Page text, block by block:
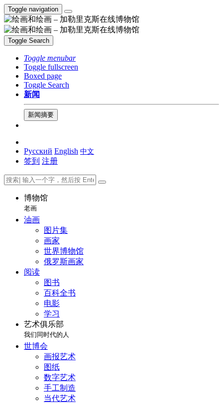
Toggle navigation
Toggle Search
Toggle menubar
Toggle fullscreen
Boxed page
Toggle Search
新闻
新闻摘要
Русский English 中文
签到 注册
博物馆
老画
油画
图片集
画家
世界博物馆
俄罗斯画家
阅读
图书
百科全书
电影
学习
艺术俱乐部
我们同时代的人
世博会
画报艺术
图纸
数字艺术
手工制造
当代艺术